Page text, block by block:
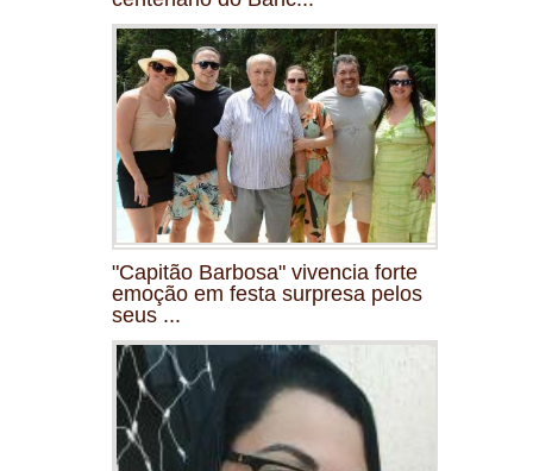
"Capitão Barbosa" vivencia forte
emoção em festa surpresa pelos
seus ...